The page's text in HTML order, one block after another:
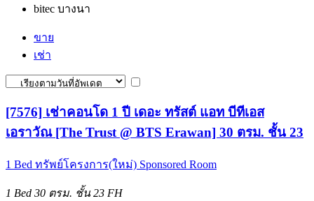
bitec บางนา
ขาย
เช่า
[7576] เช่าคอนโด 1 ปี เดอะ ทรัสต์ แอท บีทีเอส
เอราวัณ [The Trust @ BTS Erawan] 30 ตรม. ชั้น 23
1 Bed ทรัพย์โครงการ(ใหม่) Sponsored Room
1 Bed 30 ตรม. ชั้น 23 FH